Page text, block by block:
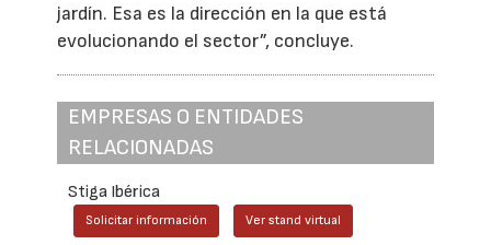
jardín. Esa es la dirección en la que está
evolucionando el sector”, concluye.
EMPRESAS O ENTIDADES
RELACIONADAS
Stiga Ibérica
Solicitar información Ver stand virtual